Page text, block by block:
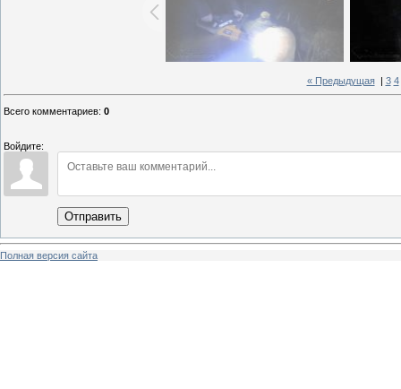
« Предыдущая| 3 4
Всего комментариев: 0
Войдите:
Отправить
Полная версия сайта